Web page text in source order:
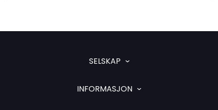
SELSKAP
INFORMASJON